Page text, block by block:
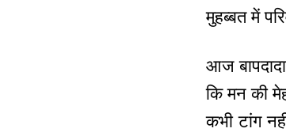
मुहब्बत में
आज
कि मन की
कभी टांग